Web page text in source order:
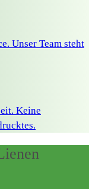
Unser Team steht
Keine